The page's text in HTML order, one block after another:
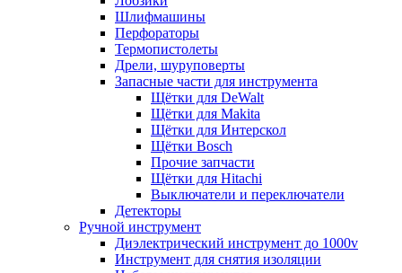
Шлифмашины
Перфораторы
Термопистолеты
Дрели, шуруповерты
Запасные части для инструмента
Щётки для DeWalt
Щётки для Makita
Щётки для Интерскол
Щётки Bosch
Прочие запчасти
Щётки для Hitachi
Выключатели и переключатели
Детекторы
Ручной инструмент
Диэлектрический инструмент до 1000v
Инструмент для снятия изоляции